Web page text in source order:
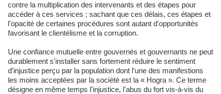
contre la multiplication des intervenants et des étapes pour
accéder à ces services ; sachant que ces délais, ces étapes et
l'opacité de certaines procédures sont autant d'opportunités
favorisant le clientélisme et la corruption.
Une confiance mutuelle entre gouvernés et gouvernants ne peut
durablement s'installer sans fortement réduire le sentiment
d'injustice perçu par la population dont l'une des manifestions
les moins acceptées par la société est la « Hogra ». Ce terme
désigne en même temps l'injustice, l'abus du fort vis-à-vis du